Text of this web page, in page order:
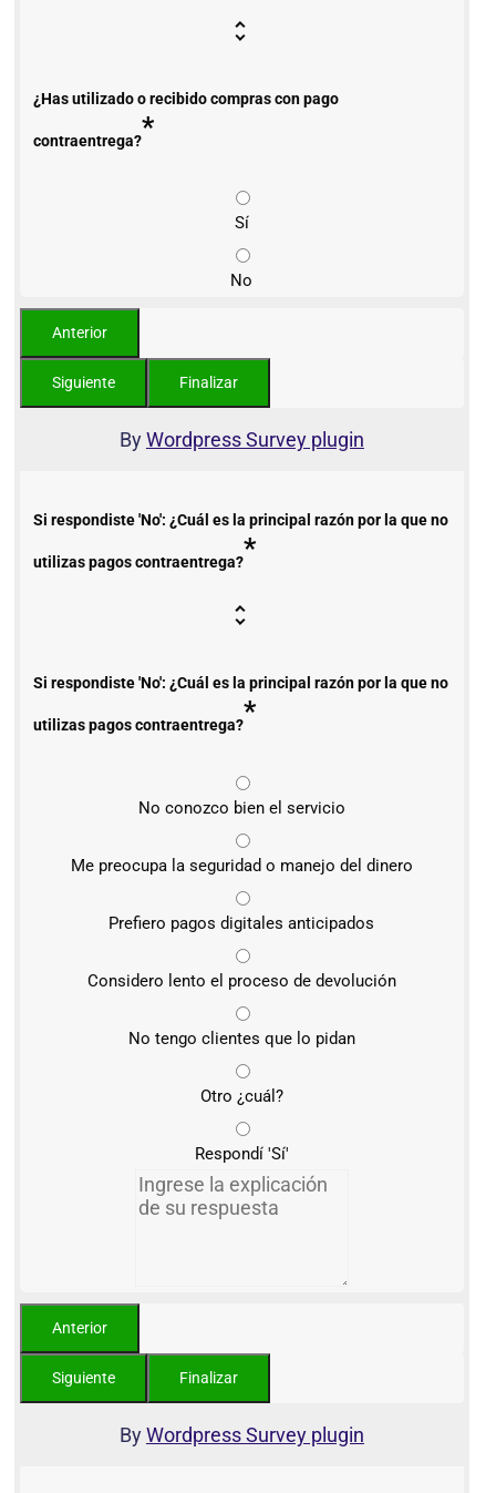
¿Has utilizado o recibido compras con pago
contraentrega?*
Sí
No
ByWordpress Survey plugin
Si respondiste 'No': ¿Cuál es la principal razón por la que no
utilizas pagos contraentrega?*
Si respondiste 'No': ¿Cuál es la principal razón por la que no
utilizas pagos contraentrega?*
No conozco bien el servicio
Me preocupa la seguridad o manejo del dinero
Prefiero pagos digitales anticipados
Considero lento el proceso de devolución
No tengo clientes que lo pidan
Otro ¿cuál?
Respondí 'Sí'
ByWordpress Survey plugin